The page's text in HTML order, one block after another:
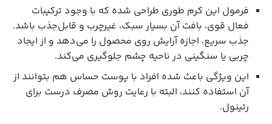
فرمول این کرم طوری طراحی شده که با وجود ترکیبات
فعال قوی، بافت آن بسیار سبک، غیرچرب و قابل‌جذب باشد.
جذب سریع، اجازه آرایش روی محصول را می‌دهد و از ایجاد
چربی یا سنگینی در ناحیه چشم جلوگیری می‌کند.
این ویژگی باعث شده افراد با پوست حساس هم بتوانند از
آن استفاده کنند، البته با رعایت روش مصرف درست برای
رتینول.